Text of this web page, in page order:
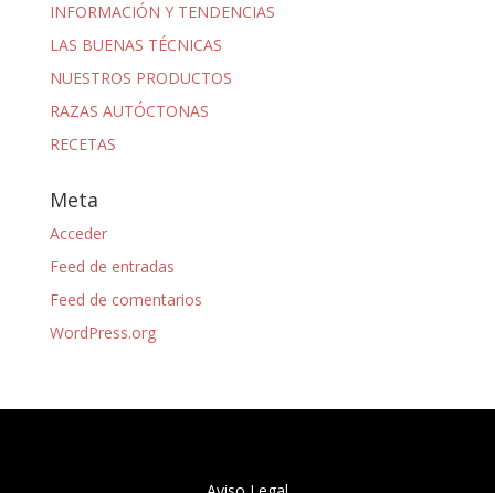
INFORMACIÓN Y TENDENCIAS
LAS BUENAS TÉCNICAS
NUESTROS PRODUCTOS
RAZAS AUTÓCTONAS
RECETAS
Meta
Acceder
Feed de entradas
Feed de comentarios
WordPress.org